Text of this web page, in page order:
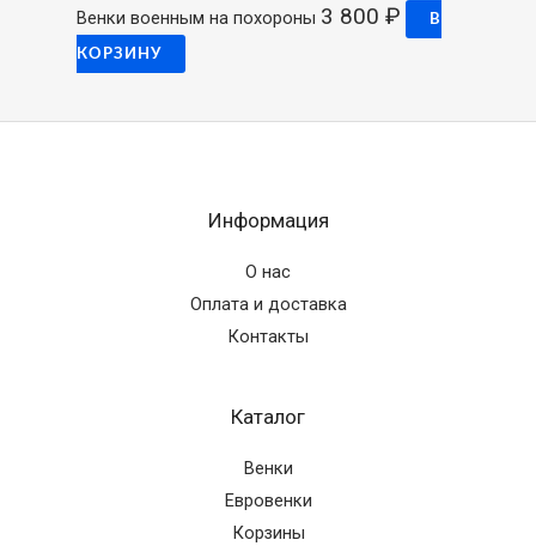
Венки военным на похороны 3 800 ₽ В
КОРЗИНУ
Информация
О нас
Оплата и доставка
Контакты
Каталог
Венки
Евровенки
Корзины